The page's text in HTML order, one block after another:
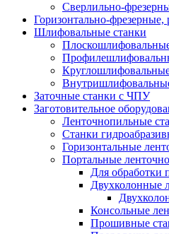
Сверлильно-
Горизонтально-
Шлифовальные станки
Заточные станки с ЧПУ
Заготовительное
Ленточнопильные
Станки
Горизонтальные
Портальные
Для обработки
Двухколонные
Консольные
Прошивные